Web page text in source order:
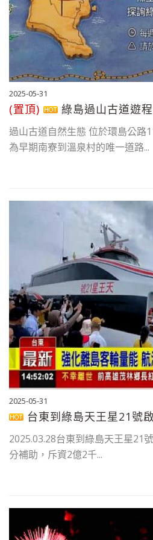
2025-05-31
(置頂) 綠島過山古道遊
過山古道自然生態 位於環島公路
為早期南寮到溫泉村的唯一道路...
2025-05-31
台東到綠島天王星21號
2025.03.28台東到綠島天王星21
分補助，斥資2億2千...